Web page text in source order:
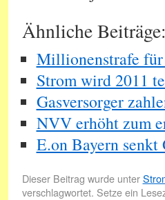
Ähnliche Beiträge:
Millionenstrafe
Strom wird 2011
Gasversorger
NVV erhöht zum
E.on Bayern senkt
Dieser Beitrag wurde unter
verschlagwortet. Setze ein